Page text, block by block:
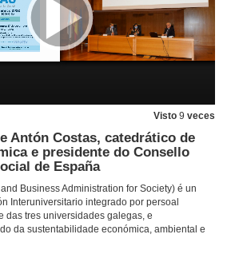
Visto 9 veces
Antón Costas, catedrático de
e presidente do Consello
de España
Business Administration for Society) é un
Interuniversitario integrado por persoal
das tres universidades galegas, e
da sustentabilidade económica, ambiental e
Conferencia
15 de out. de 2021
Prospering without growth. Science, Technology and innovation in a post-growth era
Conference
5 de out. de 2021